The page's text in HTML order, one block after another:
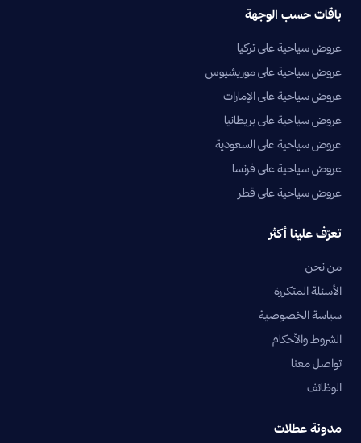
باقات حسب الوجهة
عروض سياحية على تركيا
عروض سياحية على موريشيوس
عروض سياحية على الإمارات
عروض سياحية على بريطانيا
عروض سياحية على السعودية
عروض سياحية على فرنسا
عروض سياحية على قطر
تعرّف علينا أكثر
من نحن
الأسئلة المتكررة
سياسة الخصوصية
الشروط والأحكام
تواصل معنا
الوظائف
مدونة عطلات